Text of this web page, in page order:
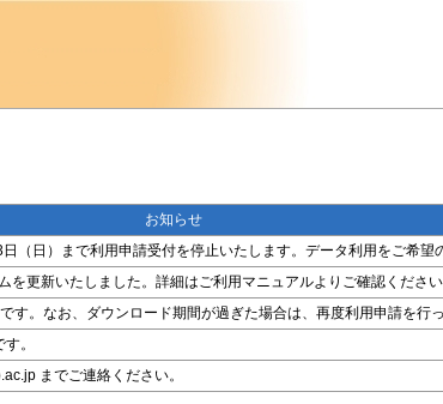
お知らせ
日）まで利用申請受付を停止いたします。データ利用をご希望
更新いたしました。詳細はご利用マニュアルよりご確認ください
。なお、ダウンロード期間が過ぎた場合は、再度利用申請を行っ
。
までご連絡ください。